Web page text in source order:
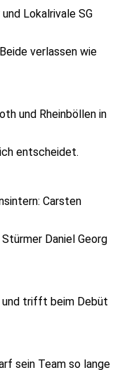
Lokalrivale SG
verlassen wie
und Rheinböllen in
entscheidet.
Carsten
Daniel Georg
und trifft beim Debüt
sein Team so lange